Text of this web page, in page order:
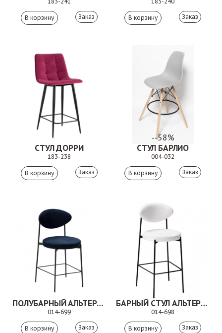
Заказ Заказ
СТУЛ ДОРРИ
183-238
Заказ
--58%
СТУЛ БАРЛИО
004-032
Заказ
ПОЛУБАРНЫЙ АЛЬТЕРИЯ
014-699
Заказ
БАРНЫЙ СТУЛ АЛЬТЕРИЯ
014-698
Заказ